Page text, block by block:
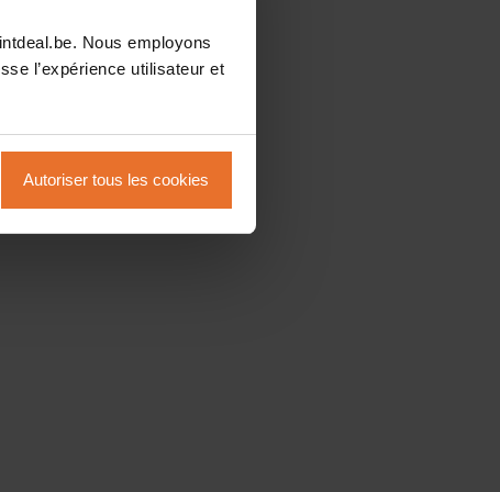
Nous employons
l’expérience utilisateur et
Autoriser tous les cookies